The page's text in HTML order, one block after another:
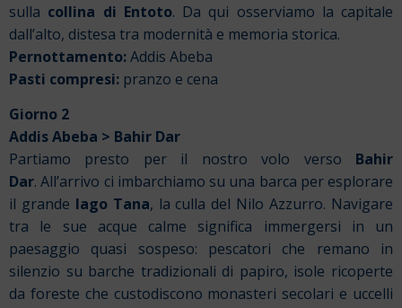
sulla collina di Entoto. Da qui osserviamo la capitale
dall’alto, distesa tra modernità e memoria storica.
Pernottamento:Addis Abeba
Pasti compresi: pranzo e cena
Giorno 2
Addis Abeba > Bahir Dar
Partiamo presto per il nostro volo verso Bahir
Dar. All’arrivo ci imbarchiamo su una barca per esplorare
il grande lago Tana, la culla del Nilo Azzurro. Navigare
tra le sue acque calme significa immergersi in un
paesaggio quasi sospeso: pescatori che remano in
silenzio su barche tradizionali di papiro, isole ricoperte
da foreste che custodiscono monasteri secolari e uccelli